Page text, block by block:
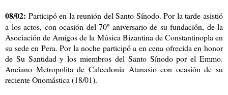
08/02: Participó en la reunión del Santo Sínodo. Por la tarde asistió
a los actos, con ocasión del 70º aniversario de su fundación, de la
Asociación de Amigos de la Música Bizantina de Constantinopla en
su sede en Pera. Por la noche participó a en cena ofrecida en honor
de Su Santidad y los miembros del Santo Sínodo por el Emmo.
Anciano Metropolita de Calcedonia Atanasio con ocasión de su
reciente Onomástica (18/01).